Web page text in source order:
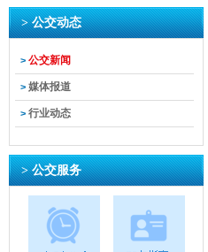
> 公交动态
> 公交新闻
> 媒体报道
> 行业动态
> 公交服务